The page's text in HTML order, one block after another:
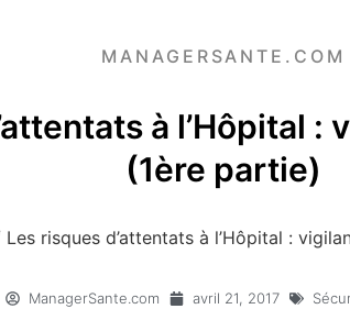
MANAGERSANTE.COM
à l’Hôpital
(1ère partie)
Les risques d’attentats à l’Hôpital :
ManagerSante.com avril 21, 2017